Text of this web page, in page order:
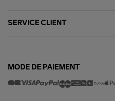
SERVICE CLIENT
MODE DE PAIEMENT